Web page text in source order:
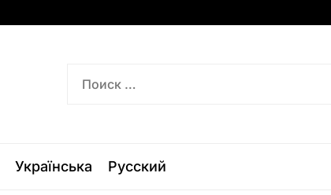
Українська Русский